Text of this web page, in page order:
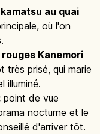
au quai
où l'on
Kanemori
très prisé, qui marie
illuminé.
point de vue
nocturne et le
d'arriver tôt.